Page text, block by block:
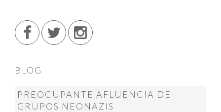
BLOG
PREOCUPANTE AFLUENCIA DE
GRUPOS NEONAZIS